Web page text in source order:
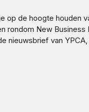
op de hoogte houden
rondom New Business
nieuwsbrief van